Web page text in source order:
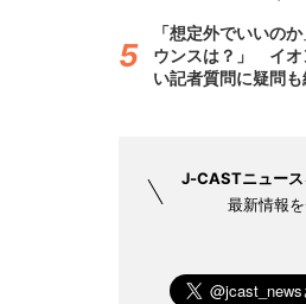
「想定外でいいの
ウンスは？」 イオ
い記者質問に疑問も
J-CASTニュース
最新情報